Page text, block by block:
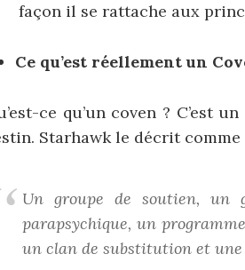
façon il se rattache aux
Ce qu’est réellement un
ce qu’un coven ? C’est
Starhawk le décrit comme
Un groupe de soutien, un
parapsychique, un
un clan de substitution et